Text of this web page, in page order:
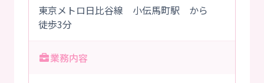
東京メトロ日比谷線 小伝馬町駅 から
徒歩3分
業務内容